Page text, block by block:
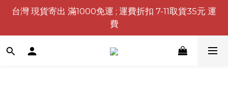
台灣 現貨寄出 滿1000免運 ; 運費折扣 7-11取貨35元 運
費